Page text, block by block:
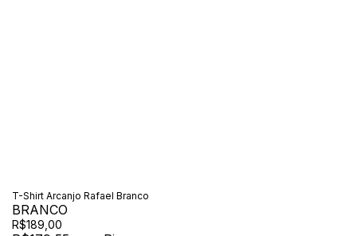
T-Shirt Arcanjo Rafael Branco
BRANCO
R$189,00